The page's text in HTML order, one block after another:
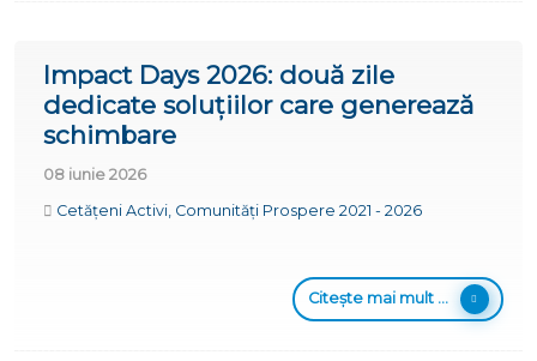
Impact Days 2026: două zile
dedicate soluțiilor care generează
schimbare
08 iunie 2026
Cetățeni Activi, Comunități Prospere 2021 - 2026
Citește mai mult ...